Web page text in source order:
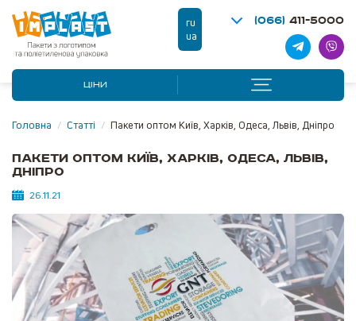
ru
ua
(066) 411-5000
ЦІНИ
Головна / Статті / Пакети оптом Київ, Харків, Одеса, Львів, Дніпро
Пакети оптом Київ, Харків, Одеса, Львів,
Дніпро
26.11.21